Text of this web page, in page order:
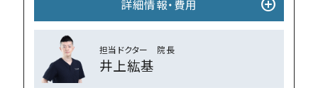
詳細情報・費⽤
担当ドクター 院⻑
井上紘基